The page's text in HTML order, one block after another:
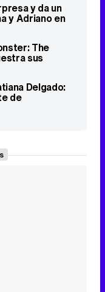
y da un
y Adriano en
The
sus
Delgado:
de